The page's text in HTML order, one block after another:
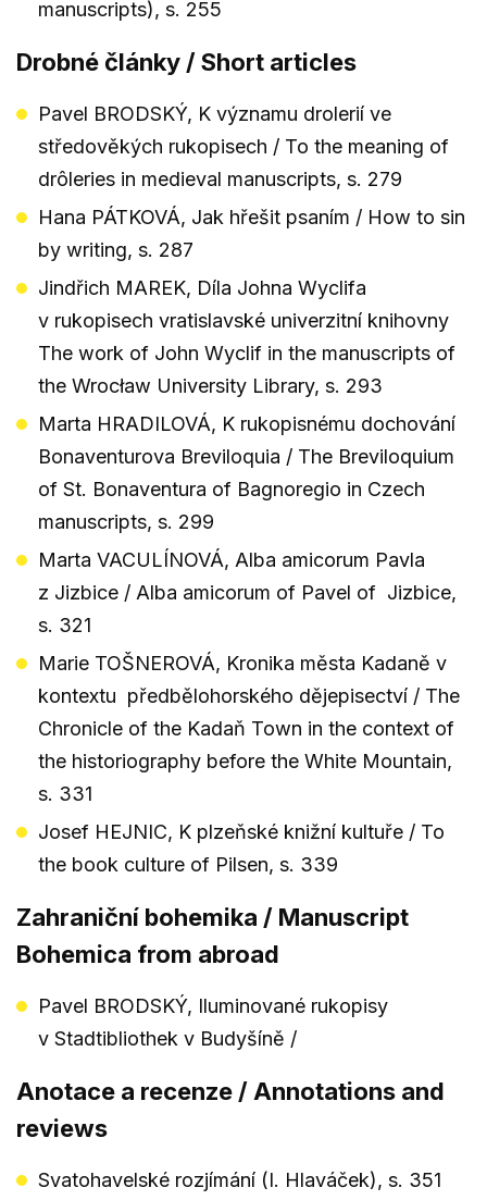
manuscripts), s. 255
Drobné články / Short articles
Pavel BRODSKÝ, K významu drolerií ve
středověkých rukopisech / To the meaning of
drôleries in medieval manuscripts, s. 279
Hana PÁTKOVÁ, Jak hřešit psaním / How to sin
by writing, s. 287
Jindřich MAREK, Díla Johna Wyclifa
v rukopisech vratislavské univerzitní knihovny
The work of John Wyclif in the manuscripts of
the Wrocław University Library, s. 293
Marta HRADILOVÁ, K rukopisnému dochování
Bonaventurova Breviloquia / The Breviloquium
of St. Bonaventura of Bagnoregio in Czech
manuscripts, s. 299
Marta VACULÍNOVÁ, Alba amicorum Pavla
z Jizbice / Alba amicorum of Pavel of Jizbice,
s. 321
Marie TOŠNEROVÁ, Kronika města Kadaně v
kontextu předbělohorského dějepisectví / The
Chronicle of the Kadaň Town in the context of
the historiography before the White Mountain,
s. 331
Josef HEJNIC, K plzeňské knižní kultuře / To
the book culture of Pilsen, s. 339
Zahraniční bohemika / Manuscript
Bohemica from abroad
Pavel BRODSKÝ, Iluminované rukopisy
v Stadtibliothek v Budyšíně /
Anotace a recenze / Annotations and
reviews
Svatohavelské rozjímání (I. Hlaváček), s. 351